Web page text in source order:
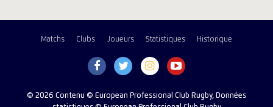
Matchs Clubs Joueurs Statistiques Historique
© 2026 Contenu © European Professional Club Rugby, Données